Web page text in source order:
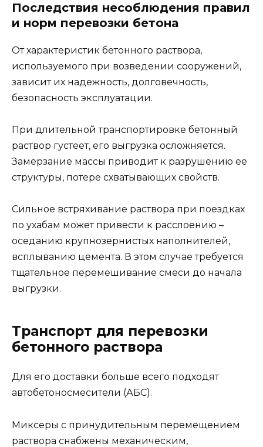
Последствия несоблюдения правил
и норм перевозки бетона
От характеристик бетонного раствора,
используемого при возведении сооружений,
зависит их надежность, долговечность,
безопасность эксплуатации.
При длительной транспортировке бетонный
раствор густеет, его выгрузка осложняется.
Замерзание массы приводит к разрушению ее
структуры, потере схватывающих свойств.
Сильное встряхивание раствора при поездках
по ухабам может привести к расслоению –
оседанию крупнозернистых наполнителей,
всплыванию цемента. В этом случае требуется
тщательное перемешивание смеси до начала
выгрузки.
Транспорт для перевозки
бетонного раствора
Для его доставки больше всего подходят
автобетоносмесители (АБС).
Миксеры с принудительным перемещением
раствора снабжены механическим,